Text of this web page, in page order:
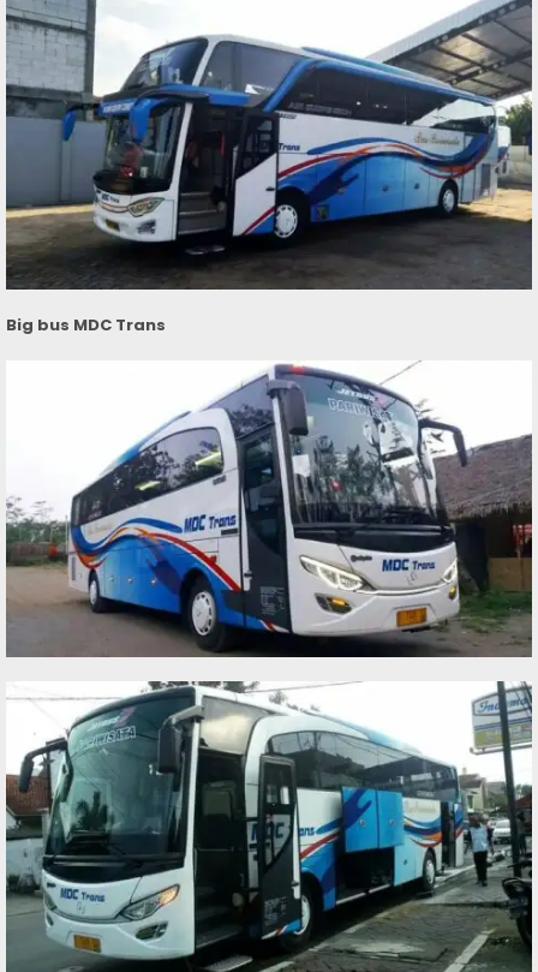
Big bus MDC Trans